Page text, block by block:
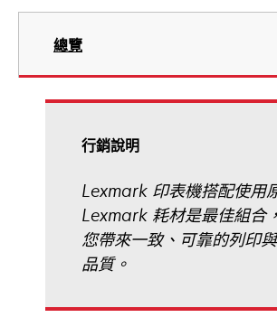
總覽
行銷說明
Lexmark 印表機搭配使用
Lexmark 耗材是最佳組合
您帶來一致、可靠的列印
品質。